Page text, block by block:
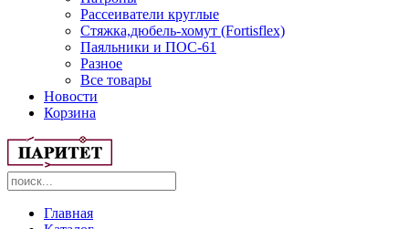
Рассеиватели круглые
Стяжка,дюбель-хомут (Fortisflex)
Паяльники и ПОС-61
Разное
Все товары
Новости
Корзина
Главная